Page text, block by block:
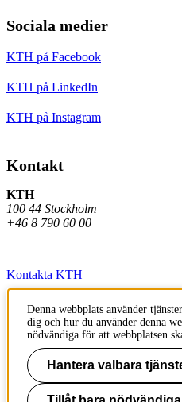
Sociala medier
KTH på Facebook
KTH på LinkedIn
KTH på Instagram
Kontakt
KTH
100 44 Stockholm
+46 8 790 60 00
Kontakta KTH
Jobba på KTH
Press och media
Faktura och betalning KTH
Om KTH:s webbplatser
Denna webbplats använder
dig och hur du använder denna
nödvändiga för att webbplatsen
Hantera valbara